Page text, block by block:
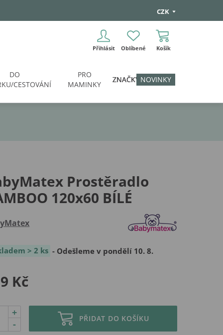
CZK
Přihlásit Oblíbené Košík
DO
CESTOVÁNÍ
PRO
MAMINKY
ZNAČKY NOVINKY
Prostěradlo
120x60 BÍLÉ
> 2 ks - Odešleme v pondělí 10. 8.
Kč
-
+
PŘIDAT DO KOŠÍKU